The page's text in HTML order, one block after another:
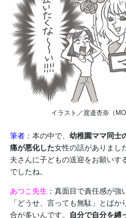
イラスト／渡邉杏奈（
筆者 ：本の中で、 幼稚園ママ同士
痛が悪化した女性の話がありまし
夫さんに子どもの送迎をお願いす
でしたね。
あつこ先生 ：真面目で責任感が
「どうせ、言っても無駄」とば
合が多いんです。
自分で自分を縛